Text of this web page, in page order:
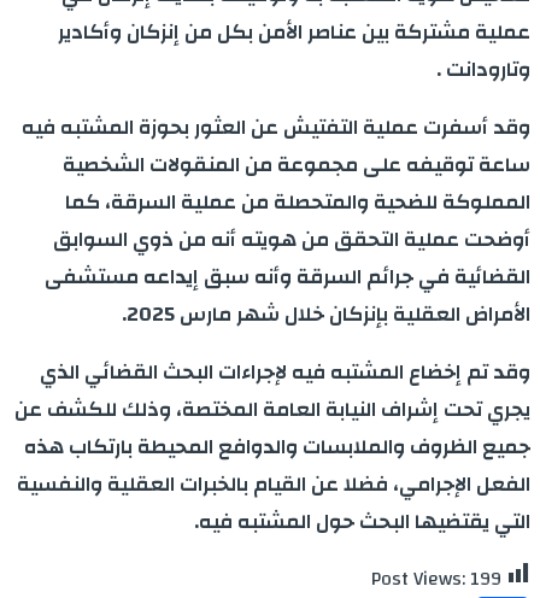
عملية مشتركة بين عناصر الأمن بكل من إنزكان وأكادير
وتارودانت .
وقد أسفرت عملية التفتيش عن العثور بحوزة المشتبه فيه
ساعة توقيفه على مجموعة من المنقولات الشخصية
المملوكة للضحية والمتحصلة من عملية السرقة، كما
أوضحت عملية التحقق من هويته أنه من ذوي السوابق
القضائية في جرائم السرقة وأنه سبق إيداعه مستشفى
الأمراض العقلية بإنزكان خلال شهر مارس 2025.
وقد تم إخضاع المشتبه فيه لإجراءات البحث القضائي الذي
يجري تحت إشراف النيابة العامة المختصة، وذلك للكشف عن
جميع الظروف والملابسات والدوافع المحيطة بارتكاب هذه
الفعل الإجرامي، فضلا عن القيام بالخبرات العقلية والنفسية
التي يقتضيها البحث حول المشتبه فيه.
Post Views:199